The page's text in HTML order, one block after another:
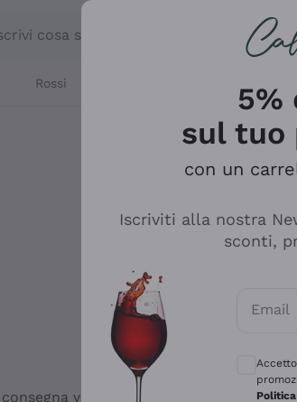
cosa stai cercando
Rossi
velocissima
5%
sul tuo
con un
Iscriviti alla nostra
sconti,
Email